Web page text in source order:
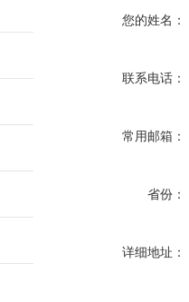
您的姓名：
联系电话：
常用邮箱：
省份：
详细地址：